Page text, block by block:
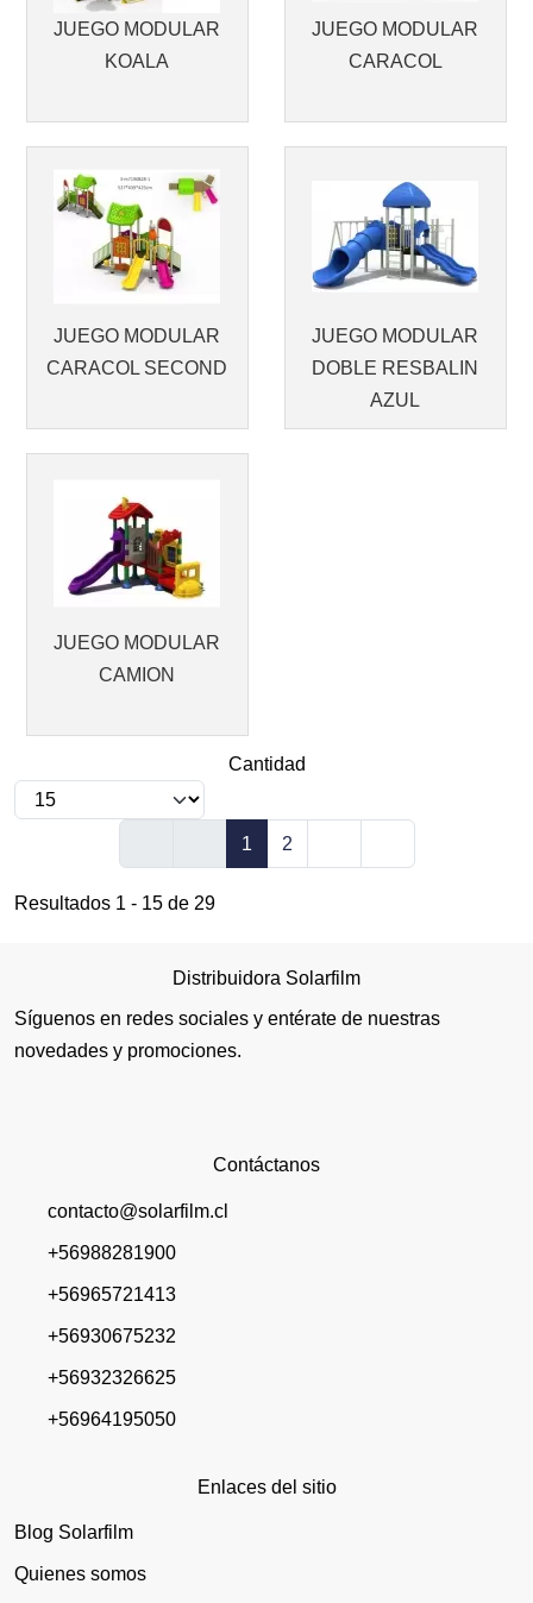
JUEGO MODULAR
KOALA
JUEGO MODULAR
CARACOL
JUEGO MODULAR
CARACOL SECOND
JUEGO MODULAR
DOBLE RESBALIN
AZUL
JUEGO MODULAR
CAMION
Cantidad
1 2
Resultados 1 - 15 de 29
Distribuidora Solarfilm
Síguenos en redes sociales y entérate de nuestras
novedades y promociones.
Contáctanos
contacto@solarfilm.cl
+56988281900
+56965721413
+56930675232
+56932326625
+56964195050
Enlaces del sitio
Blog Solarfilm
Quienes somos